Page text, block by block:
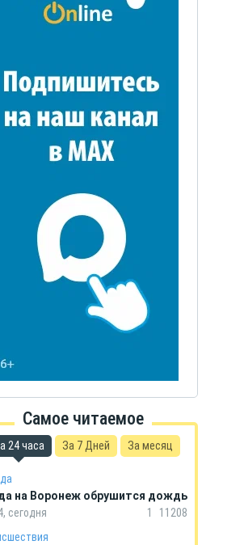
Самое читаемое
24 часа За 7 Дней За месяц
на Воронеж обрушится дождь
сегодня
1
11208